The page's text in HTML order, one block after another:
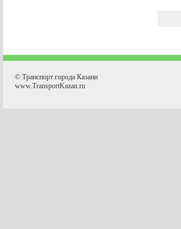
© Транспорт города Казани
www.TransportKazan.ru